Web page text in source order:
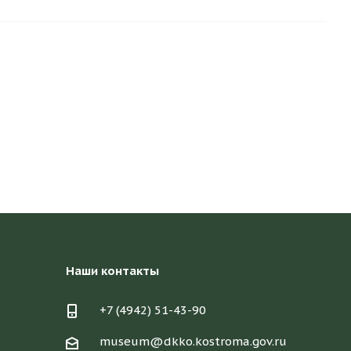
Наши контакты
+7 (4942) 51-43-90
museum@dkko.kostroma.gov.ru